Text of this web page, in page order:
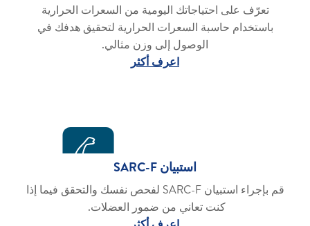
تعرّف على احتياجاتك اليومية من السعرات الحرارية
باستخدام حاسبة السعرات الحرارية لتحقيق هدفك في
الوصول إلى وزن مثالي.
اعرف أكثر
استبيان SARC-F
قم بإجراء استبيان SARC-F لفحص نفسك والتحقق فيما إذا
كنت تعاني من ضمور العضلات.